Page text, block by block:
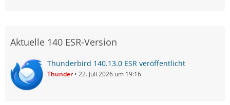
Aktuelle 140 ESR-Version
Thunderbird 140.13.0 ESR veröffentlicht
Thunder 22. Juli 2026 um 19:16